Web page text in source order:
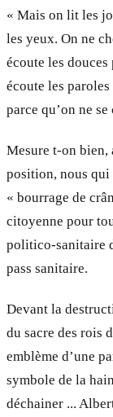
« Mais on lit les
les yeux. On ne
écoute les
écoute les
parce qu’on ne
Mesure t-on bien,
position, nous qui
« bourrage de
citoyenne pour
politico-sanitaire
pass sanitaire.
Devant la
du sacre des rois
emblème d’une
symbole de la
déchainer ...